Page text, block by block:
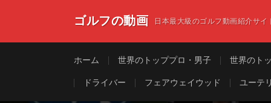
ゴルフの動画 日本最大級のゴルフ動画紹介サイ
ホーム 世界のトッププロ・男子 世界のト
ドライバー フェアウェイウッド ユーテ